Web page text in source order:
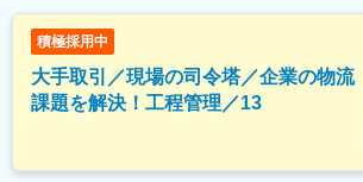
積極採用中
大手取引／現場の司令塔／企業の物流
課題を解決！工程管理／13